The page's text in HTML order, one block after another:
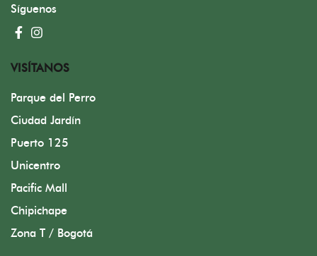
Síguenos
VISÍTANOS
Parque del Perro
Ciudad Jardín
Puerto 125
Unicentro
Pacific Mall
Chipichape
Zona T / Bogotá